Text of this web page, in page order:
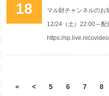
18
マル財チャンネルのお
12/24（土）22:00～配
https://
« < 5 6 7 8